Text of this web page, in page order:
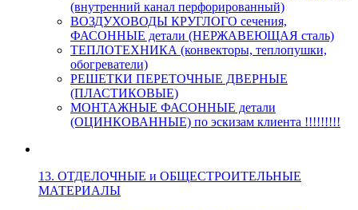
(внутренний канал перфорированный)
ВОЗДУХОВОДЫ КРУГЛОГО сечения,
ФАСОННЫЕ детали (НЕРЖАВЕЮЩАЯ сталь)
ТЕПЛОТЕХНИКА (конвекторы, теплопушки,
обогреватели)
РЕШЕТКИ ПЕРЕТОЧНЫЕ ДВЕРНЫЕ
(ПЛАСТИКОВЫЕ)
МОНТАЖНЫЕ ФАСОННЫЕ детали
(ОЦИНКОВАННЫЕ) по эскизам клиента !!!!!!!!!
13. ОТДЕЛОЧНЫЕ и ОБЩЕСТРОИТЕЛЬНЫЕ
МАТЕРИАЛЫ